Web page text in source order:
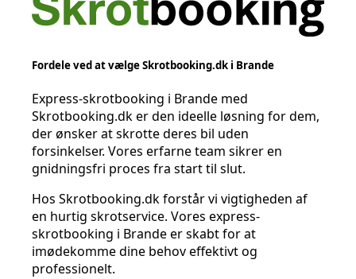
Fordele ved at vælge Skrotbooking.dk i Brande
Express-skrotbooking i Brande med
Skrotbooking.dk er den ideelle løsning for dem,
der ønsker at skrotte deres bil uden
forsinkelser. Vores erfarne team sikrer en
gnidningsfri proces fra start til slut.
Hos Skrotbooking.dk forstår vi vigtigheden af
en hurtig skrotservice. Vores express-
skrotbooking i Brande er skabt for at
imødekomme dine behov effektivt og
professionelt.